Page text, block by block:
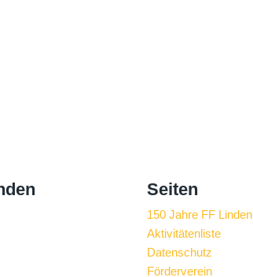
Seiten
150 Jahre FF Linden
Aktivitätenliste
Datenschutz
Förderverein